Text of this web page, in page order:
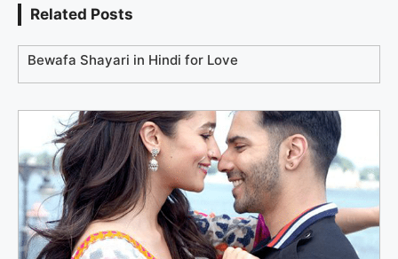
Related Posts
Bewafa Shayari in Hindi for Love